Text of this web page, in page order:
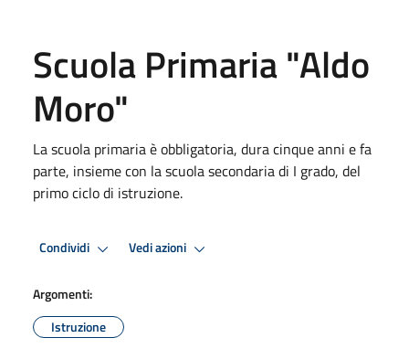
Scuola Primaria "Aldo
Moro"
La scuola primaria è obbligatoria, dura cinque anni e fa
parte, insieme con la scuola secondaria di I grado, del
primo ciclo di istruzione.
Condividi Vedi azioni
Argomenti:
Istruzione